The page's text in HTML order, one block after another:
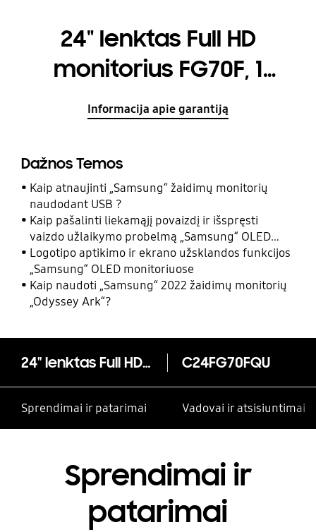
24" lenktas Full HD
monitorius FG70F, 1
milisek. reakcijos laikas
Informacija apie garantiją
Dažnos Temos
Kaip atnaujinti „Samsung“ žaidimų monitorių
naudodant USB ?
Kaip pašalinti liekamąjį povaizdį ir išspręsti
vaizdo užlaikymo probelmą „Samsung“ OLED
monitoriaus ekrane?
Logotipo aptikimo ir ekrano užsklandos funkcijos
„Samsung“ OLED monitoriuose
Kaip naudoti „Samsung“ 2022 žaidimų monitorių
„Odyssey Ark“?
24" lenktas Full HD monitorius FG70F, 1 milisek. reakcijos laikas C24FG70FQU
Sprendimai ir patarimai Vadovai ir atsisiuntimai
Sprendimai ir
patarimai